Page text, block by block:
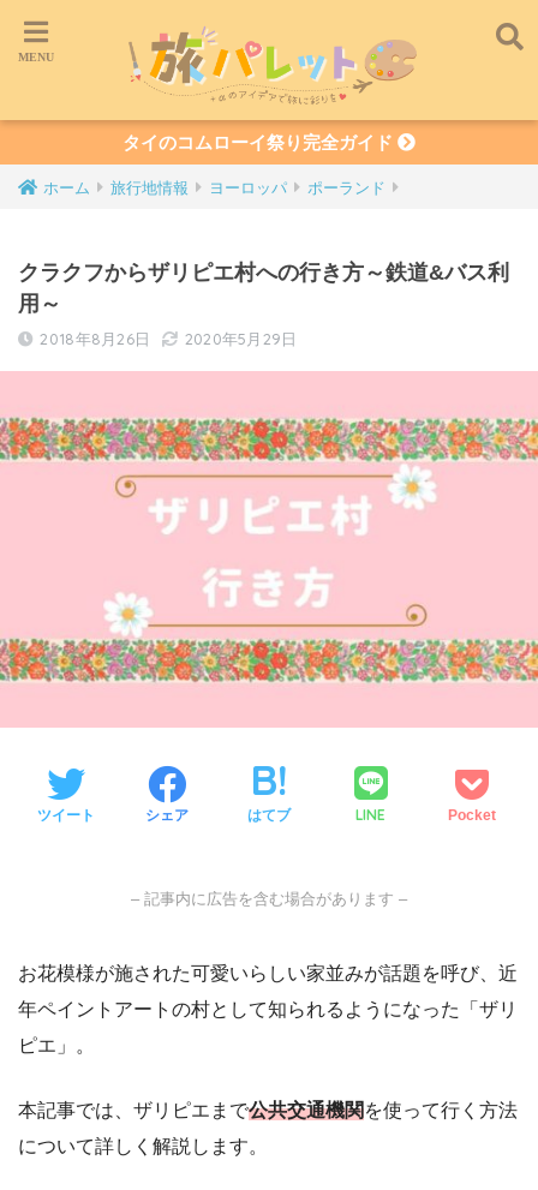
タイのコムローイ祭り完全ガイド
ホーム 旅行地情報 ヨーロッパ ポーランド
クラクフからザリピエ村への行き方～鉄道&バス利
用～
2018年8月26日 2020年5月29日
ツイート シェア はてブ LINE Pocket
– 記事内に広告を含む場合があります –
お花模様が施された可愛いらしい家並みが話題を呼び、近
年ペイントアートの村として知られるようになった「ザリ
ピエ」。
本記事では、ザリピエまで公共交通機関 を使って行く方法
について詳しく解説します。